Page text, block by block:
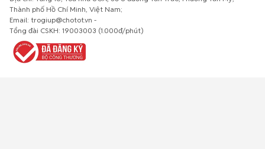
Thành phố Hồ Chí Minh, Việt Nam;
Email: trogiup@chotot.vn -
Tổng đài CSKH: 19003003 (1.000đ/phút)